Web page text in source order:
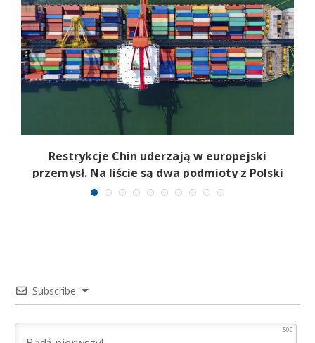
Restrykcje Chin uderzają w europejski
przemysł. Na liście są dwa podmioty z Polski
Subscribe
500